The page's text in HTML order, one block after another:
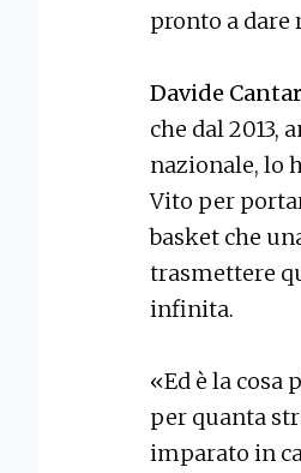
pronto a dare
Davide
che dal 2013,
nazionale, lo
Vito per
basket che
trasmettere
infinita.
«Ed è la
per quanta
imparato in